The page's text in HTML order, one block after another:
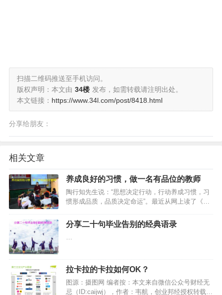
扫描二维码推送至手机访问。
版权声明：本文由 34楼 发布，如需转载请注明出处。
本文链接： https://www.34l.com/post/8418.html
分享给朋友：
相关文章
养成良好的习惯，做一名有品位的教师
陶行知先生说：“思想决定行动，行动养成习惯，习
惯形成品质，品质决定命运”。最近从网上读了《影
句话有了更深刻的领悟和理解。阅读本书带给我的
不仅是享受，更多的则是生活的引领，智慧的传递
和方法的教授…
分享二十句毕业告别的经典语录
…
拉卡拉的卡拉如何OK？
图源：摄图网 编者按：本文来自微信公众号财经无
忌（ID:caijwj），作者：韦航，创业邦经授权转载